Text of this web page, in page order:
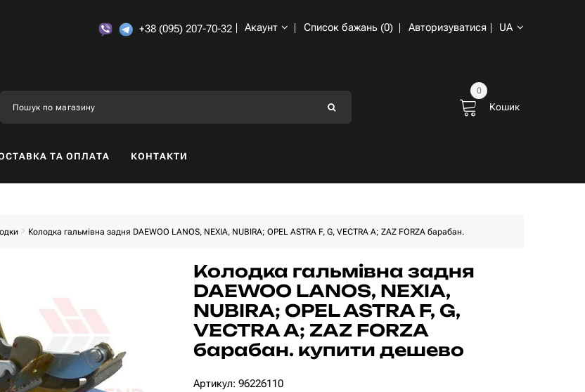
+38 (095) 207-70-32 Акаунт Список бажань (0) Авторизуватися UA
Кошик
0
ТА ОПЛАТА КОНТАКТИ
Колодка гальмівна задня DAEWOO LANOS, NEXIA, NUBIRA; OPEL ASTRA F, G, VECTRA A; ZAZ FORZA барабан.
Колодка гальмівна задня
DAEWOO LANOS, NEXIA,
NUBIRA; OPEL ASTRA F, G,
VECTRA A; ZAZ FORZA
барабан. купити дешево
Артикул: 96226110